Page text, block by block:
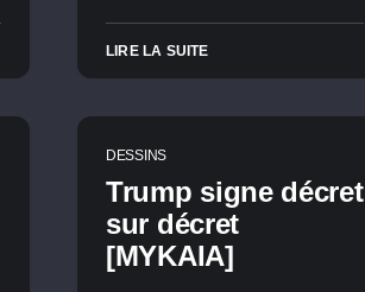
LIRE LA SUITE
DESSINS
Trump signe décret
sur décret
[MYKAIA]